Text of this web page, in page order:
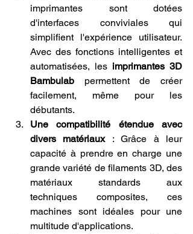
imprimantes sont dotées
d'interfaces conviviales qui
simplifient l'expérience utilisateur.
Avec des fonctions intelligentes et
automatisées, les imprimantes 3D
Bambulab permettent de créer
facilement, même pour les
débutants.
Une compatibilité étendue avec
divers matériaux : Grâce à leur
capacité à prendre en charge une
grande variété de filaments 3D, des
matériaux standards aux
techniques composites, ces
machines sont idéales pour une
multitude d'applications.